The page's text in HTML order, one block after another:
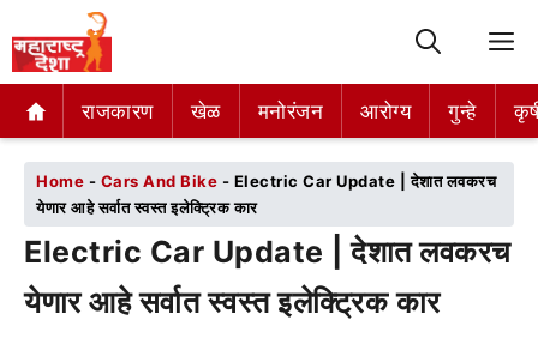
राजकारण खेळ मनोरंजन आरोग्य गुन्हे
राजकारण खेळ मनोरंजन आरोग्य गुन्हे
Home - Cars And Bike - Electric Car Update | देशात लवकरच
येणार आहे सर्वात स्वस्त इलेक्ट्रिक कार
Electric Car Update | देशात लवकरच
येणार आहे सर्वात स्वस्त इलेक्ट्रिक कार